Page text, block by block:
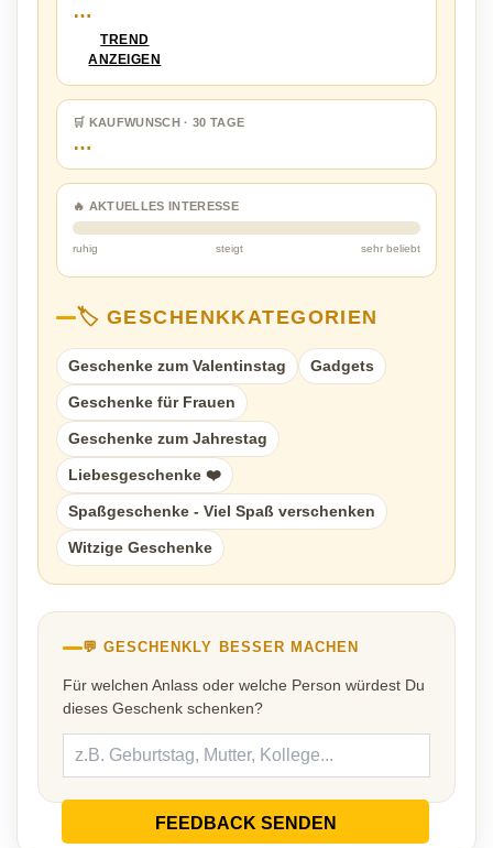
…
TREND
ANZEIGEN
🛒 KAUFWUNSCH · 30 TAGE
…
🔥 AKTUELLES INTERESSE
ruhig steigt sehr beliebt
🏷️ GESCHENKKATEGORIEN
Geschenke zum Valentinstag Gadgets
Geschenke für Frauen
Geschenke zum Jahrestag
Liebesgeschenke ❤️
Spaßgeschenke - Viel Spaß verschenken
Witzige Geschenke
💬 GESCHENKLY BESSER MACHEN
Für welchen Anlass oder welche Person würdest Du
dieses Geschenk schenken?
FEEDBACK SENDEN